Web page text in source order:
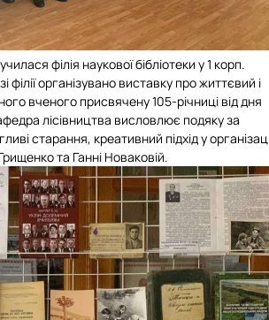
філія наукової бібліотеки у 1 корп.
філії організувано виставку про життєвий і
вченого присвячену 105-річниці від дня
лісівництва висловлює подяку за
старання, креативний підхід у
та Ганні Новаковій.